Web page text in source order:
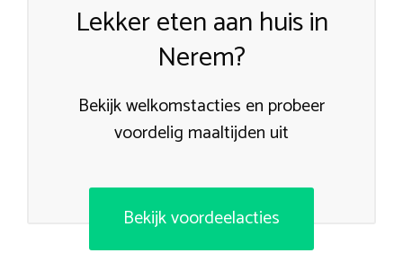
Lekker eten aan huis in
Nerem?
Bekijk welkomstacties en probeer
voordelig maaltijden uit
Bekijk voordeelacties